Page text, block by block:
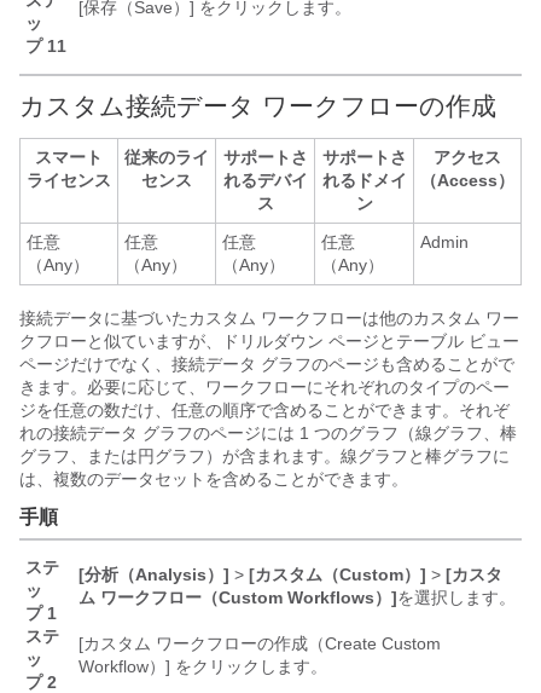
ッ
プ 11
[保存（Save）] をクリックします。
カスタム接続データ ワークフローの作成
スマート
ライセンス
従来のライ
センス
サポートさ
れるデバイ
ス
サポートさ
れるドメイ
ン
アクセス
（Access）
任意
（Any）
任意
（Any）
任意
（Any）
任意
（Any）
Admin
接続データに基づいたカスタム ワークフローは他のカスタム ワー
クフローと似ていますが、ドリルダウン ページとテーブル ビュー
ページだけでなく、接続データ グラフのページも含めることがで
きます。必要に応じて、ワークフローにそれぞれのタイプのペー
ジを任意の数だけ、任意の順序で含めることができます。それぞ
れの接続データ グラフのページには 1 つのグラフ（線グラフ、棒
グラフ、または円グラフ）が含まれます。線グラフと棒グラフに
は、複数のデータセットを含めることができます。
手順
ステ
ッ
プ 1
[分析（Analysis）] > [カスタム（Custom）] > [カスタ
ム ワークフロー（Custom Workflows）]を選択します。
ステ
ッ
プ 2
[カスタム ワークフローの作成（Create Custom
Workflow）] をクリックします。